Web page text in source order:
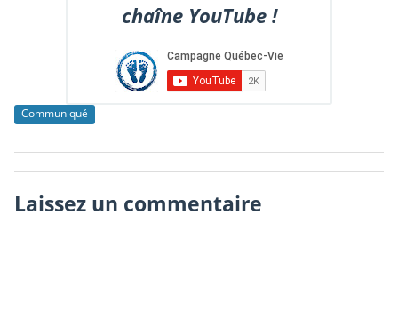
chaîne YouTube !
Communiqué
Laissez un commentaire